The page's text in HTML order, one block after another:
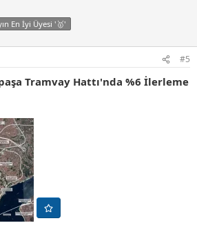
En İyi Üyesi '🥇'
#5
Tramvay Hattı'nda %6 İlerleme